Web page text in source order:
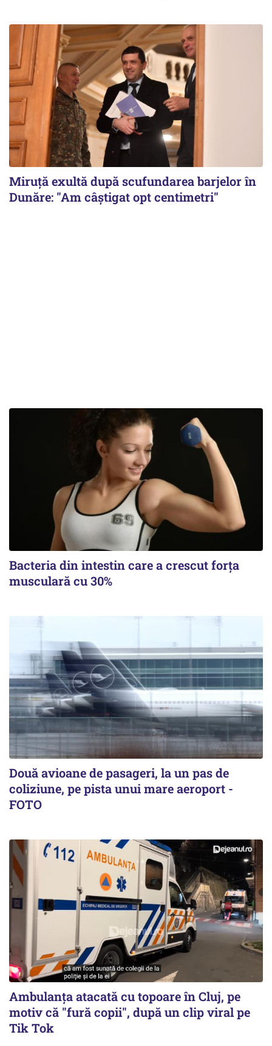
Miruță exultă după scufundarea barjelor în
Dunăre: "Am câștigat opt centimetri"
Bacteria din intestin care a crescut forța
musculară cu 30%
Două avioane de pasageri, la un pas de
coliziune, pe pista unui mare aeroport -
FOTO
Ambulanța atacată cu topoare în Cluj, pe
motiv că "fură copii", după un clip viral pe
Tik Tok